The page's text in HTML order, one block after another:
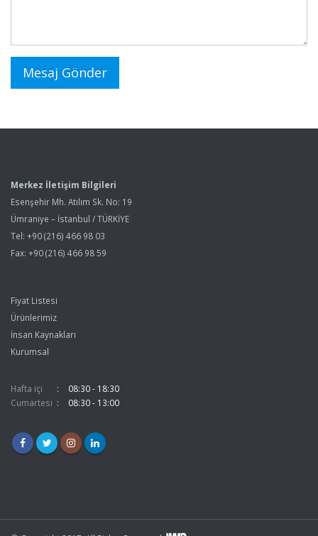
Merkez İletişim Bilgileri
Esenşehir Mh. Atılım Sk. No: 19
Ümraniye – İstanbul / TÜRKİYE
Tel: +90 (216) 466 98 03
Fax: +90 (216) 466 98 59
Fiyat Listesi
Ürünlerimiz
İnsan Kaynakları
Kurumsal
Hafta içi
08:30 - 18:30
Cumartesi
08:30 - 13:00